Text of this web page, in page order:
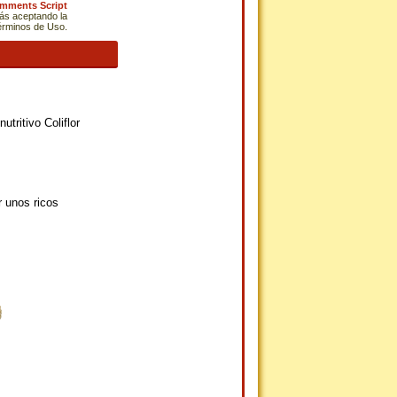
Script
aceptando la
de Uso.
Coliflor
unos ricos